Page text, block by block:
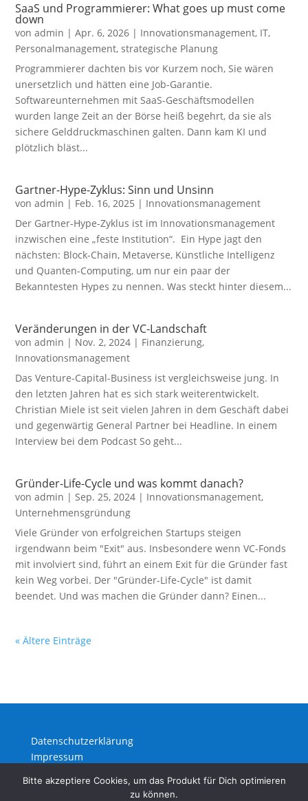
SaaS und Programmierer: What goes up must come
down
vonadmin |Apr. 6, 2026 | Innovationsmanagement, IT,
Personalmanagement,strategische Planung
Programmierer dachten bis vor Kurzem noch, Sie wären
unersetzlich und hätten eine Job-Garantie.
Softwareunternehmen mit SaaS-Geschäftsmodellen
wurden lange Zeit an der Börse heiß begehrt, da sie als
sichere Gelddruckmaschinen galten. Dann kam KI und
plötzlich bläst...
Gartner-Hype-Zyklus: Sinn und Unsinn
vonadmin | Feb. 16, 2025 | Innovationsmanagement
Der Gartner-Hype-Zyklus ist im Innovationsmanagement
inzwischen eine „feste Institution“. Ein Hype jagt den
nächsten: Block-Chain, Metaverse, Künstliche Intelligenz
und Quanten-Computing, um nur ein paar der
Bekanntesten Hypes zu nennen. Was steckt hinter diesem...
Veränderungen in der VC-Landschaft
vonadmin | Nov. 2, 2024 | Finanzierung,
Innovationsmanagement
Das Venture-Capital-Business ist vergleichsweise jung. In
den letzten Jahren hat es sich stark weiterentwickelt.
Christian Miele ist seit vielen Jahren in dem Geschäft dabei
und gegenwärtig General Partner bei Headline. In einem
Interview bei dem Podcast So geht...
Gründer-Life-Cycle und was kommt danach?
vonadmin |Sep. 25, 2024 | Innovationsmanagement,
Unternehmensgründung
Viele Gründer von erfolgreichen Startups steigen
irgendwann beim "Exit" aus. Insbesondere wenn VC-Fonds
mit involviert sind, führt an einem Exit für die Gründer fast
kein Weg vorbei. Der "Gründer-Life-Cycle" ist damit
beendet. Und was machen die Gründer dann? Einen...
« Ältere Einträge
Datenschutzerklärung
Impressum
Bitte akzeptiere Cookies, um das Produkt für Dich optimieren
zu können.